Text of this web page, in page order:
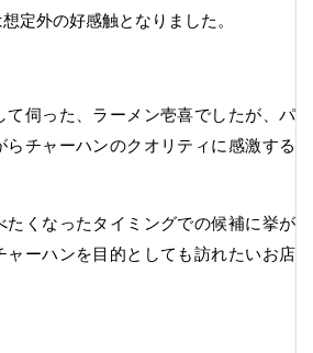
定外の好感触となりました。
て伺った、ラーメン壱喜でしたが、パ
らチャーハンのクオリティに感激する
たくなったタイミングでの候補に挙が
ャーハンを目的としても訪れたいお店